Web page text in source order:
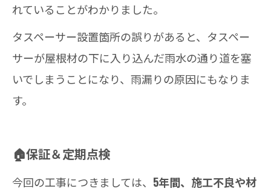
れていることがわかりました。
タスペーサー設置箇所の誤りがあると、タスペー
サーが屋根材の下に入り込んだ雨水の通り道を塞
いでしまうことになり、雨漏りの原因にもなりま
す。
🏠保証＆定期点検
今回の工事につきましては、 5年間、施工不良や材